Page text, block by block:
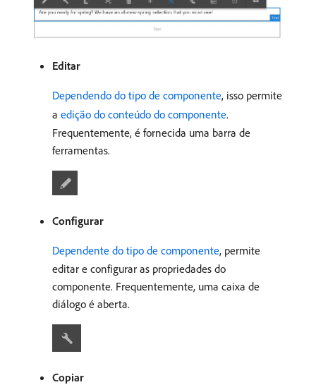
Editar
Dependendo do tipo de componente, isso permite
a edição do conteúdo do componente.
Frequentemente, é fornecida uma barra de
ferramentas.
Configurar
Dependente do tipo de componente, permite
editar e configurar as propriedades do
componente. Frequentemente, uma caixa de
diálogo é aberta.
Copiar